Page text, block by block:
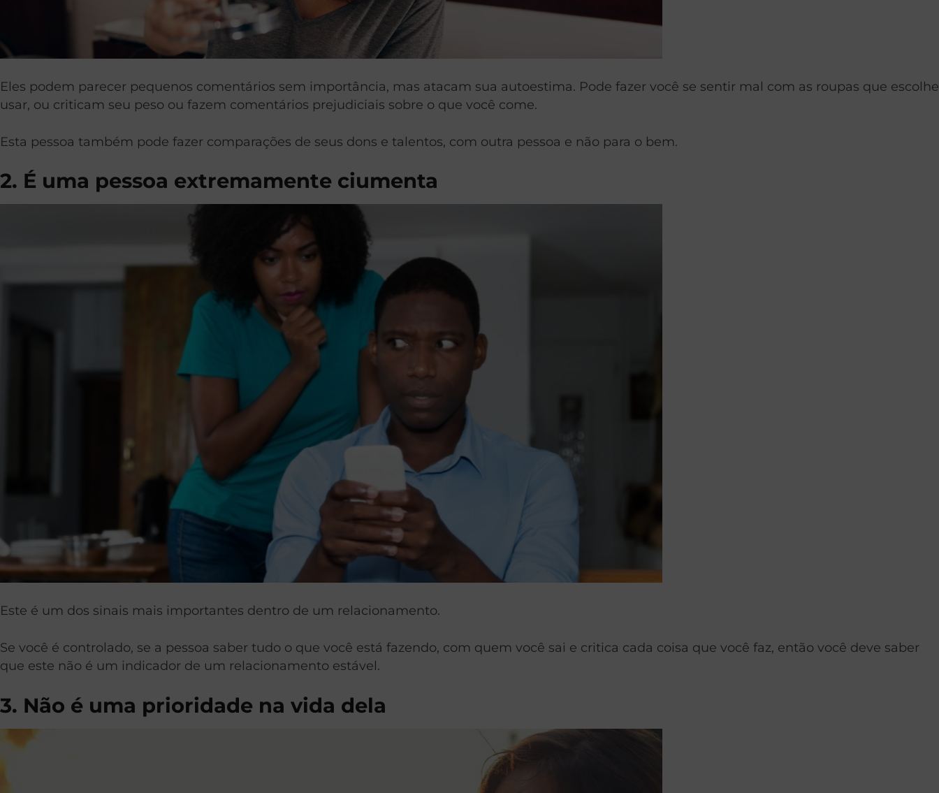
Eles podem parecer pequenos comentários sem importância, mas atacam sua autoestima. Pode fazer você se sentir mal com as roupas que escolhe
usar, ou criticam seu peso ou fazem comentários prejudiciais sobre o que você come.
Esta pessoa também pode fazer comparações de seus dons e talentos, com outra pessoa e não para o bem.
2. É uma pessoa extremamente ciumenta
Este é um dos sinais mais importantes dentro de um relacionamento.
Se você é controlado, se a pessoa saber tudo o que você está fazendo, com quem você sai e critica cada coisa que você faz, então você deve saber
que este não é um indicador de um relacionamento estável.
3. Não é uma prioridade na vida dela